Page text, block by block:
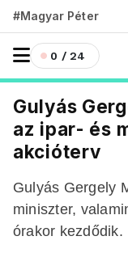
#Magyar Péter
0 / 24
Gulyás
az ipar- és
akcióterv
Gulyás Gergely
miniszter,
órakor kezdődik.